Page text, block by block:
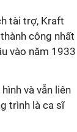
tài trợ, Kraft
công nhất
vào năm 1933
và vẫn liên
trình là ca sĩ